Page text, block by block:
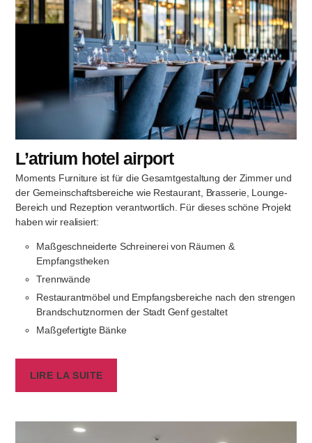
L’atrium hotel airport
Moments Furniture ist für die Gesamtgestaltung der Zimmer und
der Gemeinschaftsbereiche wie Restaurant, Brasserie, Lounge-
Bereich und Rezeption verantwortlich. Für dieses schöne Projekt
haben wir realisiert:
Maßgeschneiderte Schreinerei von Räumen &
Empfangstheken
Trennwände
Restaurantmöbel und Empfangsbereiche nach den strengen
Brandschutznormen der Stadt Genf gestaltet
Maßgefertigte Bänke
LIRE LA SUITE